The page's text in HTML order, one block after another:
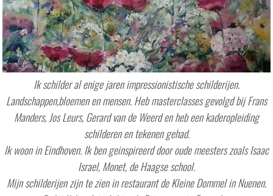
Ik schilder al enige jaren impressionistische schilderijen.
Landschappen,bloemen en mensen. Heb masterclasses gevolgd bij Frans
Manders, Jos Leurs, Gerard van de Weerd en heb een kaderopleiding
schilderen en tekenen gehad.
Ik woon in Eindhoven. Ik ben geinspireerd door oude meesters zoals Isaac
Israel, Monet, de Haagse school.
Mijn schilderijen zijn te zien in restaurant de Kleine Dommel in Nuenen.